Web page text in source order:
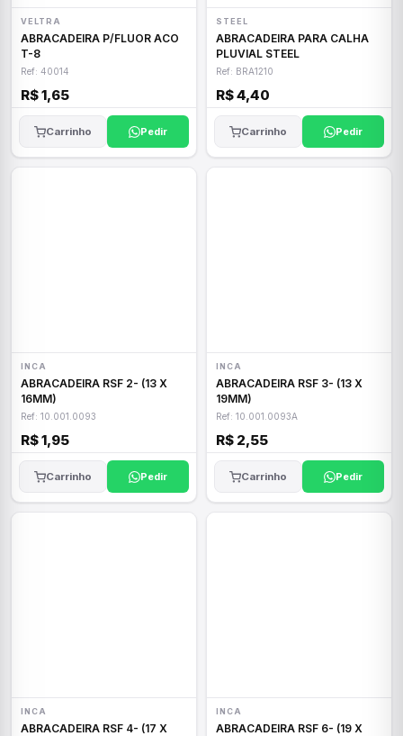
VELTRA
ABRACADEIRA P/FLUOR ACO
T-8
Ref: 40014
R$ 1,65
Carrinho Pedir
STEEL
ABRACADEIRA PARA CALHA
PLUVIAL STEEL
Ref: BRA1210
R$ 4,40
Carrinho Pedir
INCA
ABRACADEIRA RSF 2- (13 X
16MM)
Ref: 10.001.0093
R$ 1,95
Carrinho Pedir
INCA
ABRACADEIRA RSF 3- (13 X
19MM)
Ref: 10.001.0093A
R$ 2,55
Carrinho Pedir
INCA
ABRACADEIRA RSF 4- (17 X
INCA
ABRACADEIRA RSF 6- (19 X